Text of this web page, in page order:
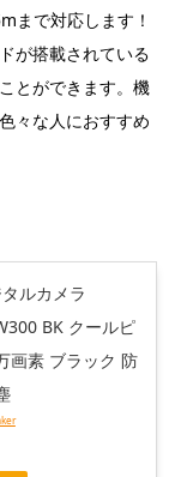
まで対応します！
が搭載されている
とができます。機
々な人におすすめ
ルカメラ
BK クールピ
画素 ブラック 防